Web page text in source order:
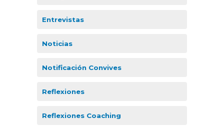
Entrevistas
Noticias
Notificación Convives
Reflexiones
Reflexiones Coaching